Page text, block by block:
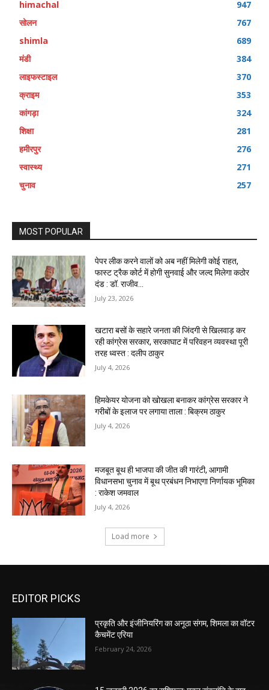
EDITOR PICKS
प्रकृति और इंजीनियरिंग का अनूठा संगम, शिमला का वॉटर
कैचमेंट एरिया
February 24, 2026